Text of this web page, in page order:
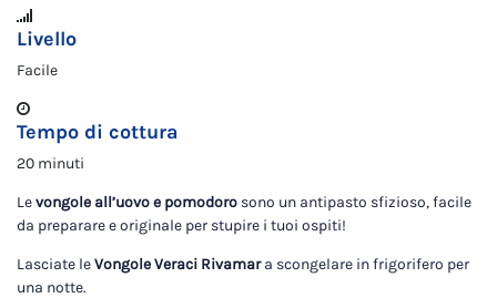
Livello
Facile
Tempo di cottura
20 minuti
Levongole all’uovo e pomodoro sono un antipasto sfizioso, facile
da preparare e originale per stupire i tuoi ospiti!
Lasciate leVongole Veraci Rivamara scongelare in frigorifero per
una notte.